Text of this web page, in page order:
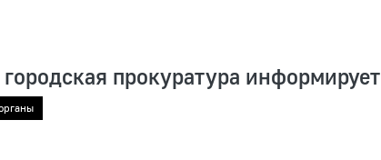
прокуратура информирует